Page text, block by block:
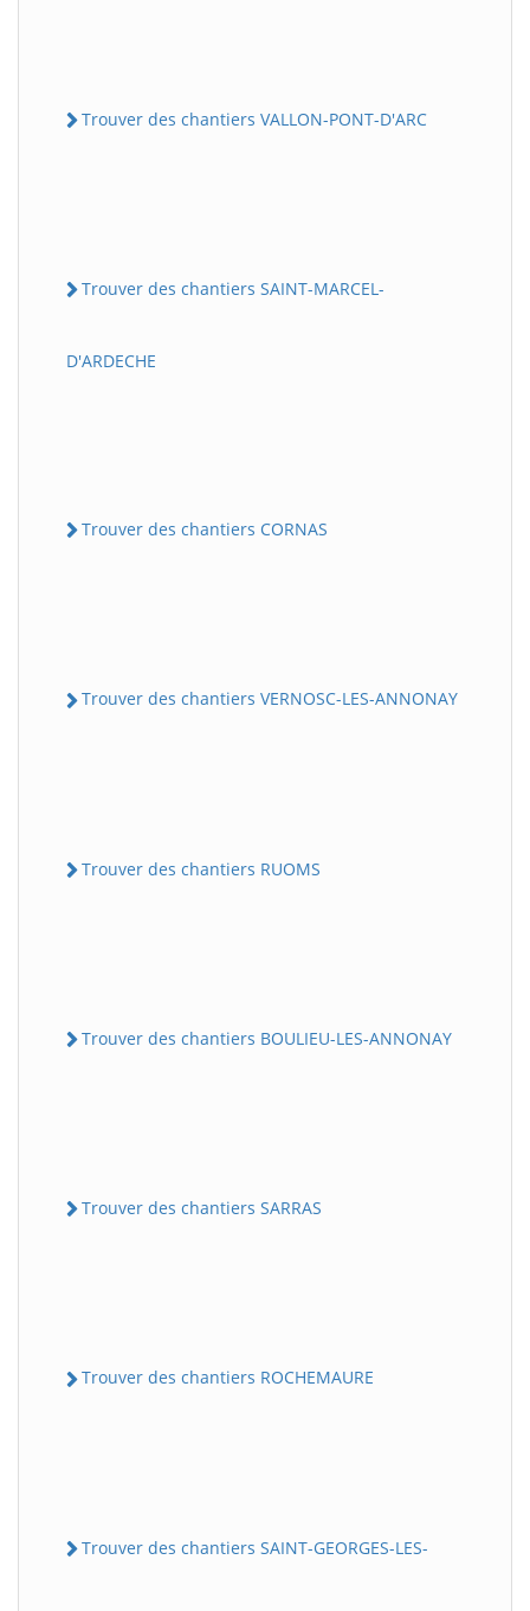
Trouver des chantiers VALLON-PONT-D'ARC
Trouver des chantiers SAINT-MARCEL-
D'ARDECHE
Trouver des chantiers CORNAS
Trouver des chantiers VERNOSC-LES-ANNONAY
Trouver des chantiers RUOMS
Trouver des chantiers BOULIEU-LES-ANNONAY
Trouver des chantiers SARRAS
Trouver des chantiers ROCHEMAURE
Trouver des chantiers SAINT-GEORGES-LES-